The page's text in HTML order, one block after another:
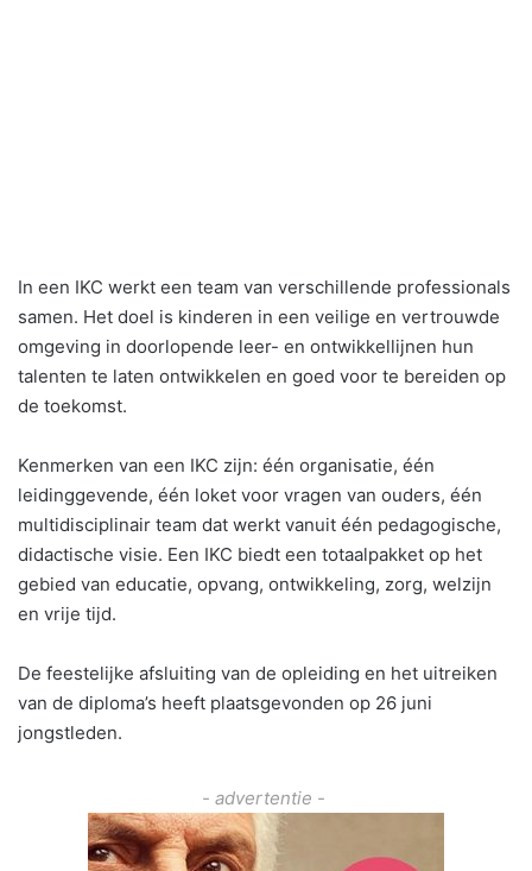
In een IKC werkt een team van verschillende professionals
samen. Het doel is kinderen in een veilige en vertrouwde
omgeving in doorlopende leer- en ontwikkellijnen hun
talenten te laten ontwikkelen en goed voor te bereiden op
de toekomst.
Kenmerken van een IKC zijn: één organisatie, één
leidinggevende, één loket voor vragen van ouders, één
multidisciplinair team dat werkt vanuit één pedagogische,
didactische visie. Een IKC biedt een totaalpakket op het
gebied van educatie, opvang, ontwikkeling, zorg, welzijn
en vrije tijd.
De feestelijke afsluiting van de opleiding en het uitreiken
van de diploma’s heeft plaatsgevonden op 26 juni
jongstleden.
- advertentie -